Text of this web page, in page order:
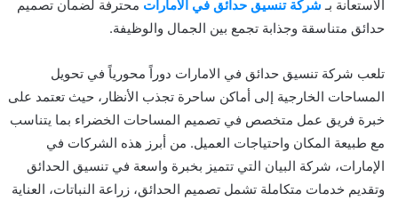
الاستعانة بـ شركة تنسيق حدائق في الامارات محترفة لضمان تصميم
حدائق متناسقة وجذابة تجمع بين الجمال والوظيفة.
تلعب شركة تنسيق حدائق في الامارات دوراً محورياً في تحويل
المساحات الخارجية إلى أماكن ساحرة تجذب الأنظار، حيث تعتمد على
خبرة فريق عمل متخصص في تصميم المساحات الخضراء بما يتناسب
مع طبيعة المكان واحتياجات العميل. من أبرز هذه الشركات في
الإمارات، شركة البيان التي تتميز بخبرة واسعة في تنسيق الحدائق
وتقديم خدمات متكاملة تشمل تصميم الحدائق، زراعة النباتات، العناية